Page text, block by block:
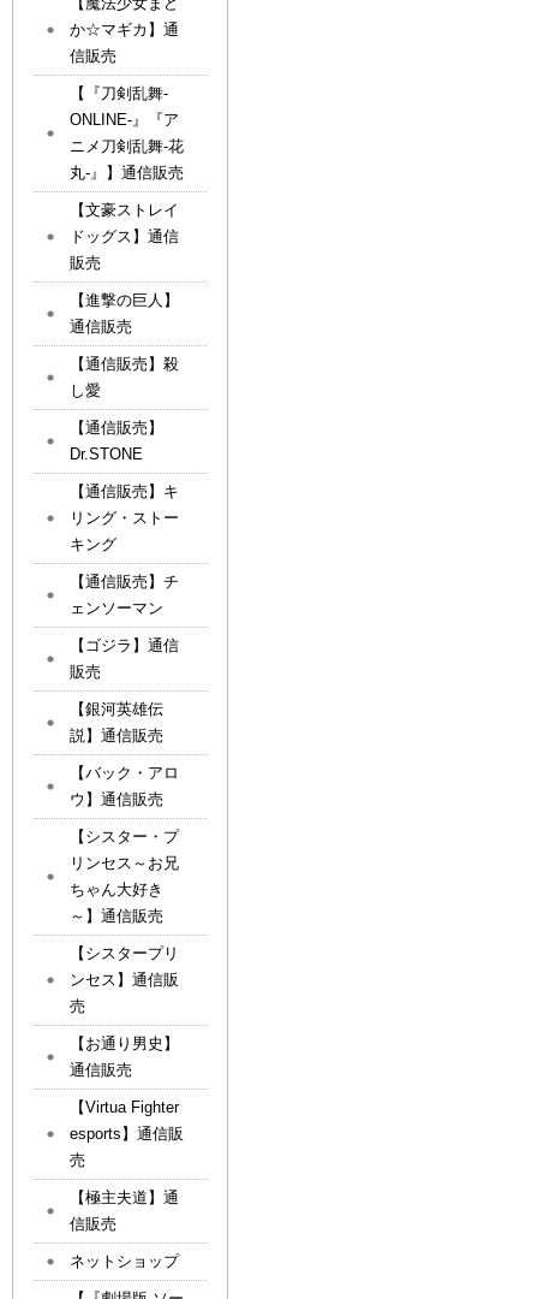
か☆マギカ】通
信販売
【『刀剣乱舞-
ONLINE-』『ア
ニメ刀剣乱舞-花
丸-』】通信販売
【文豪ストレイ
ドッグス】通信
販売
【進撃の巨人】
通信販売
【通信販売】殺
し愛
【通信販売】
Dr.STONE
【通信販売】キ
リング・ストー
キング
【通信販売】チ
ェンソーマン
【ゴジラ】通信
販売
【銀河英雄伝
説】通信販売
【バック・アロ
ウ】通信販売
【シスター・プ
リンセス～お兄
ちゃん大好き
～】通信販売
【シスタープリ
ンセス】通信販
売
【お通り男史】
通信販売
【Virtua Fighter
esports】通信販
売
【極主夫道】通
信販売
ネットショップ